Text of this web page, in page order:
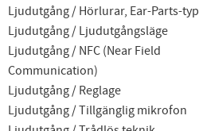
Ljudutgång / Hörlurar, Ear-Parts-typ
Ljudutgång / Ljudutgångsläge
Ljudutgång / NFC (Near Field
Communication)
Ljudutgång / Reglage
Ljudutgång / Tillgänglig mikrofon